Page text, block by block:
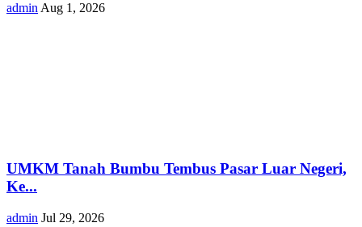
admin Aug 1, 2026
UMKM Tanah Bumbu Tembus Pasar Luar Negeri,
Ke...
admin Jul 29, 2026